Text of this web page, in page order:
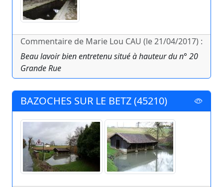
Commentaire de Marie Lou CAU (le 21/04/2017) :
Beau lavoir bien entretenu situé à hauteur du n° 20
Grande Rue
BAZOCHES SUR LE BETZ (45210)